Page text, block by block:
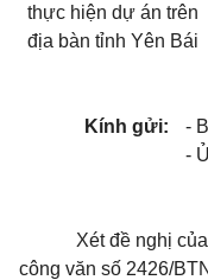
thực hiện dự án trên
địa bàn tỉnh Yên Bái
Kính gửi:
-
-
Xét đề nghị
công văn số 2426/